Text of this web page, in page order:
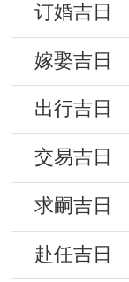
订婚吉日
嫁娶吉日
出行吉日
交易吉日
求嗣吉日
赴任吉日